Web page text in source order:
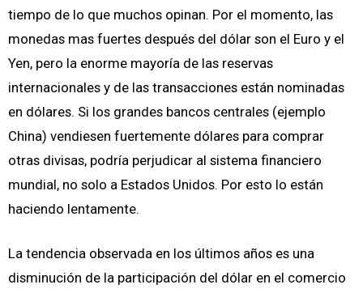
tiempo de lo que muchos opinan. Por el momento, las
monedas mas fuertes después del dólar son el Euro y el
Yen, pero la enorme mayoría de las reservas
internacionales y de las transacciones están nominadas
en dólares. Si los grandes bancos centrales (ejemplo
China) vendiesen fuertemente dólares para comprar
otras divisas, podría perjudicar al sistema financiero
mundial, no solo a Estados Unidos. Por esto lo están
haciendo lentamente.
La tendencia observada en los últimos años es una
disminución de la participación del dólar en el comercio